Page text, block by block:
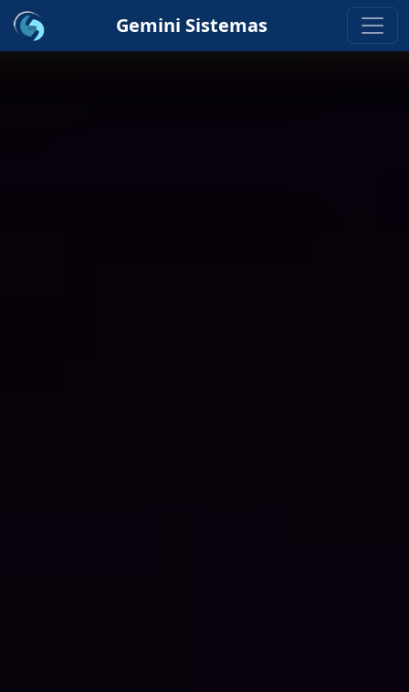
Gemini Sistemas